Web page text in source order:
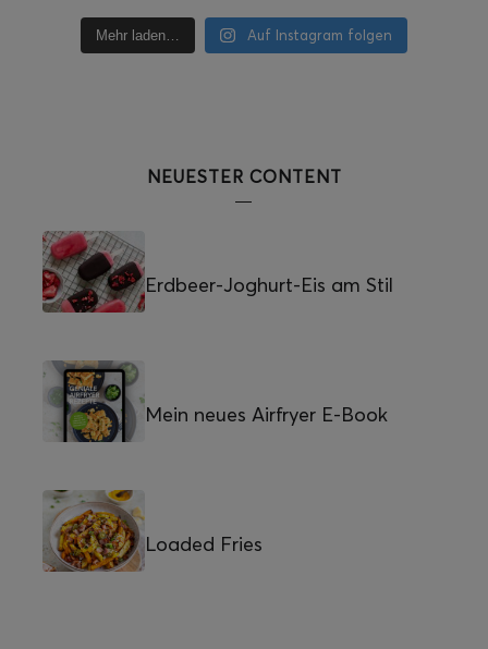
Mehr laden… Auf Instagram folgen
NEUESTER CONTENT
Erdbeer-Joghurt-Eis am Stil
Mein neues Airfryer E-Book
Loaded Fries